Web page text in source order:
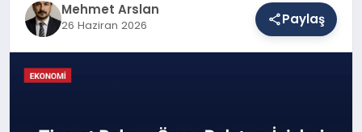
EĞITIM
Mehmet Arslan
26 Haziran 2026 Paylaş